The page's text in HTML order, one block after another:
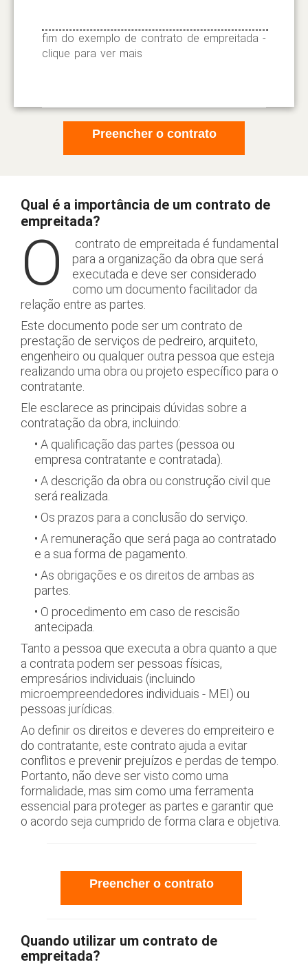
fim do exemplo de contrato de empreitada -
clique para ver mais
Preencher o contrato
Qual é a importância de um contrato de
empreitada?
O
contrato de empreitada é fundamental
para a organização da obra que será
executada e deve ser considerado
como um documento facilitador da
relação entre as partes.
Este documento pode ser um contrato de
prestação de serviços de pedreiro, arquiteto,
engenheiro ou qualquer outra pessoa que esteja
realizando uma obra ou projeto específico para o
contratante.
Ele esclarece as principais dúvidas sobre a
contratação da obra, incluindo:
• A qualificação das partes (pessoa ou
empresa contratante e contratada).
• A descrição da obra ou construção civil que
será realizada.
• Os prazos para a conclusão do serviço.
• A remuneração que será paga ao contratado
e a sua forma de pagamento.
• As obrigações e os direitos de ambas as
partes.
• O procedimento em caso de rescisão
antecipada.
Tanto a pessoa que executa a obra quanto a que
a contrata podem ser pessoas físicas,
empresários individuais (incluindo
microempreendedores individuais - MEI) ou
pessoas jurídicas.
Ao definir os direitos e deveres do empreiteiro e
do contratante, este contrato ajuda a evitar
conflitos e prevenir prejuízos e perdas de tempo.
Portanto, não deve ser visto como uma
formalidade, mas sim como uma ferramenta
essencial para proteger as partes e garantir que
o acordo seja cumprido de forma clara e objetiva.
Preencher o contrato
Quando utilizar um contrato de
empreitada?